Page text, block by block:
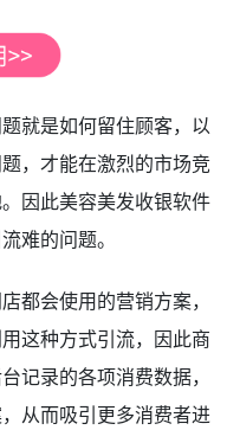
就是如何留住顾客，以
，才能在激烈的市场竞
因此美容美发收银软件
难的问题。
都会使用的营销方案，
这种方式引流，因此商
记录的各项消费数据，
从而吸引更多消费者进